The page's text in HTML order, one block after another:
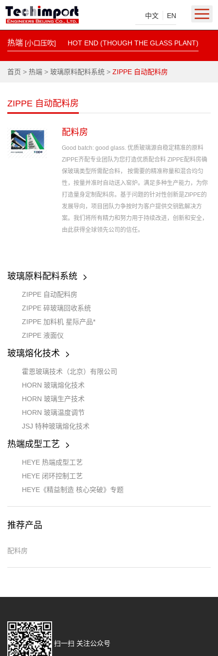
中文 EN
热端 [小口压吹] HOT END (THOUGH THE GLASS PLANT)
首页 > 热端 > 玻璃原料配料系统 > ZIPPE 自动配料房
ZIPPE 自动配料房
配料房
Good batch: good glass. 优质玻璃源自稳定精准的原料
ZIPPE齐配专业团队为您打造优质配合料 ZIPPE配料房确
保玻璃类型所需配合料， 按需要的精准称量和混合均匀
性，按量并准时自动送入窑炉。满足多种生产能力，为你
打造量身定制配料房。基于问题的针对性创新是ZIPPE的
发展导向，项目团队力争按时为客户提供交钥匙解决方
案。我们将所有精力和努力用于持续改进，创新和安全，
由此获得全球领先公司的信任。
玻璃原料配料系统
ZIPPE 自动配料房
ZIPPE 碎玻璃回收系统
ZIPPE 加料机 星际产品*
ZIPPE 液面仪
玻璃熔化技术
霍恩玻璃技术（北京）有限公司
HORN 玻璃熔化技术
HORN 玻璃生产技术
HORN 玻璃温度调节
JSJ 特种玻璃熔化技术
热端成型工艺
HEYE 热端成型工艺
HEYE 闭环控制工艺
HEYE《精益制造 核心突破》专题
推荐产品
配料房
扫一扫 关注公众号